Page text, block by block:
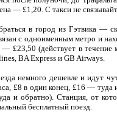
— £1,20. С такси не
в город из Гэтвика —
с одноименным метро и
£23,50 (действует в течение
BA Express и GB Airways.
немного дешевле и идут
£8 в один конец, £16 — туда
и обратно). Станция, от
бесплатный поезд.